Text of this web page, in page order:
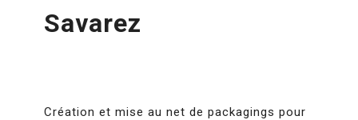
Savarez
Création et mise au net de packagings pour